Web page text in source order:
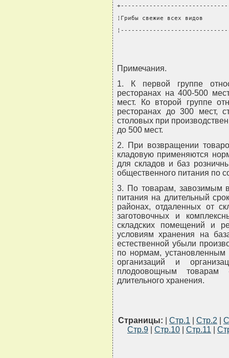
¦Грибы свежие всех видов
Примечания.
1. К первой группе
ресторанах на 400-500
мест. Ко второй группе
ресторанах до 300 мест,
столовых при
до 500 мест.
2. При возвращении
кладовую применяются
для складов и баз
общественного питания по
3. По товарам, завозимым
питания на длительный
районах, отдаленных от
заготовочных и
складских помещений и
условиям хранения на
естественной убыли
по нормам, установленным
организаций и
плодоовощным
длительного хранения.
Страницы: Стр.1 Стр.2
Стр.9
Стр.10 Стр.11